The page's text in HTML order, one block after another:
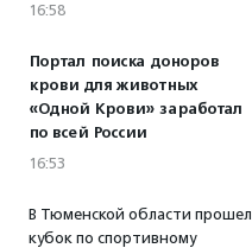
16:58
Портал поиска доноров
крови для животных
«Одной Крови» заработал
по всей России
16:53
В Тюменской области прошел
кубок по спортивному